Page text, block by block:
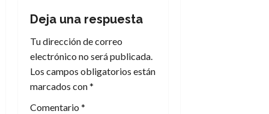
c
i
ó
n
Deja una respuesta
Tu dirección de correo
electrónico no será publicada.
Los campos obligatorios están
marcados con*
Comentario *